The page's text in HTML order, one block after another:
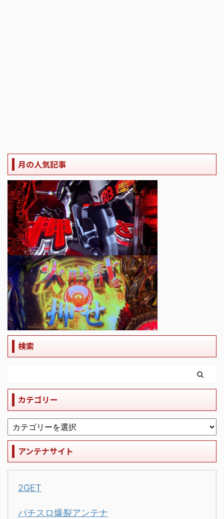
月の人気記事
検索
カテゴリー
アンテナサイト
2GET
パチスロ爆裂アンテナ